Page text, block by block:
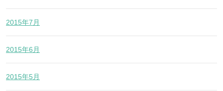
2015年7月
2015年6月
2015年5月